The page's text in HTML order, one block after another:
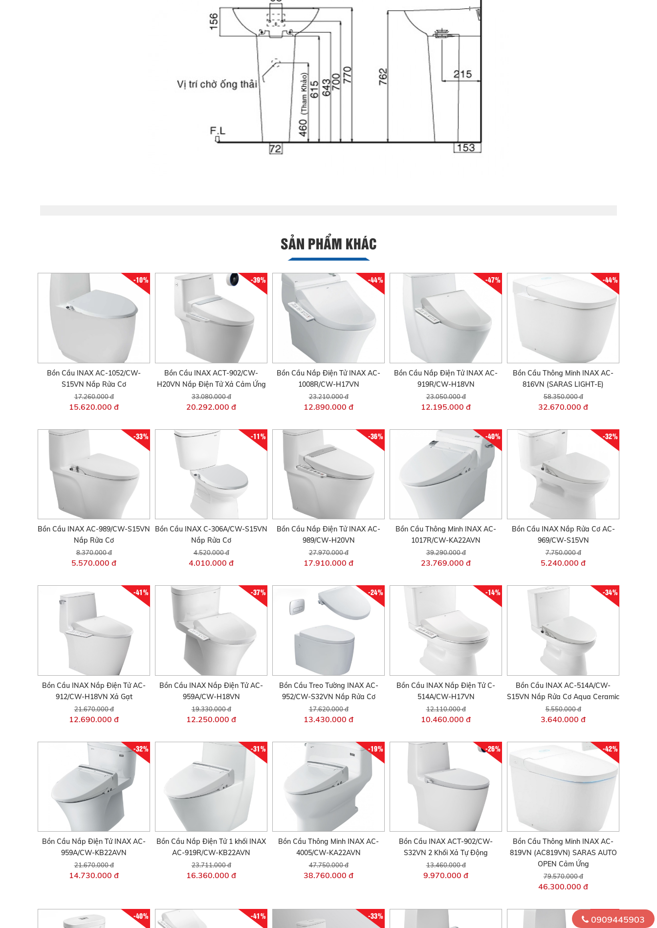
SẢN PHẨM KHÁC
-10%
Bồn Cầu INAX AC-1052/CW-
S15VN Nắp Rửa Cơ
17.260.000 đ
15.620.000 đ
-39%
Bồn Cầu INAX ACT-902/CW-
H20VN Nắp Điện Tử Xả Cảm Ứng
33.080.000 đ
20.292.000 đ
-44%
Bồn Cầu Nắp Điện Tử INAX AC-
1008R/CW-H17VN
23.210.000 đ
12.890.000 đ
-47%
Bồn Cầu Nắp Điện Tử INAX AC-
919R/CW-H18VN
23.050.000 đ
12.195.000 đ
-44%
Bồn Cầu Thông Minh INAX AC-
816VN (SARAS LIGHT-E)
58.350.000 đ
32.670.000 đ
-33%
Bồn Cầu INAX AC-989/CW-S15VN
Nắp Rửa Cơ
8.370.000 đ
5.570.000 đ
-11%
Bồn Cầu INAX C-306A/CW-S15VN
Nắp Rửa Cơ
4.520.000 đ
4.010.000 đ
-36%
Bồn Cầu Nắp Điện Tử INAX AC-
989/CW-H20VN
27.970.000 đ
17.910.000 đ
-40%
Bồn Cầu Thông Minh INAX AC-
1017R/CW-KA22AVN
39.290.000 đ
23.769.000 đ
-32%
Bồn Cầu INAX Nắp Rửa Cơ AC-
969/CW-S15VN
7.750.000 đ
5.240.000 đ
-41%
Bồn Cầu INAX Nắp Điện Tử AC-
912/CW-H18VN Xả Gạt
21.670.000 đ
12.690.000 đ
-37%
Bồn Cầu INAX Nắp Điện Tử AC-
959A/CW-H18VN
19.330.000 đ
12.250.000 đ
-24%
Bồn Cầu Treo Tường INAX AC-
952/CW-S32VN Nắp Rửa Cơ
17.620.000 đ
13.430.000 đ
-14%
Bồn Cầu INAX Nắp Điện Tử C-
514A/CW-H17VN
12.110.000 đ
10.460.000 đ
-34%
Bồn Cầu INAX AC-514A/CW-
S15VN Nắp Rửa Cơ Aqua Ceramic
5.550.000 đ
3.640.000 đ
-32%
Bồn Cầu Nắp Điện Tử INAX AC-
959A/CW-KB22AVN
21.670.000 đ
14.730.000 đ
-31%
Bồn Cầu Nắp Điện Tử 1 khối INAX
AC-919R/CW-KB22AVN
23.711.000 đ
16.360.000 đ
-19%
Bồn Cầu Thông Minh INAX AC-
4005/CW-KA22AVN
47.750.000 đ
38.760.000 đ
-26%
Bồn Cầu INAX ACT-902/CW-
S32VN 2 Khối Xả Tự Động
13.460.000 đ
9.970.000 đ
-42%
Bồn Cầu Thông Minh INAX AC-
819VN (AC819VN) SARAS AUTO
OPEN Cảm Ứng
79.570.000 đ
46.300.000 đ
-40% -41% -33% -32%
0909445903